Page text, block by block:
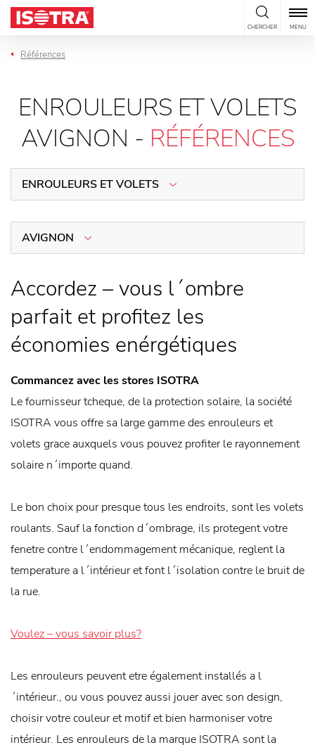
Passer au contenu
CHERCHER MENU
Références
ENROULEURS ET VOLETS
AVIGNON - RÉFÉRENCES
ENROULEURS ET VOLETS
AVIGNON
Accordez – vous l´ombre
parfait et profitez les
économies enérgétiques
Commancez avec les stores ISOTRA
Le fournisseur tcheque, de la protection solaire, la société
ISOTRA vous offre sa large gamme des enrouleurs et
volets grace auxquels vous pouvez profiter le rayonnement
solaire n´importe quand.
Le bon choix pour presque tous les endroits, sont les volets
roulants. Sauf la fonction d´ombrage, ils protegent votre
fenetre contre l´endommagement mécanique, reglent la
temperature a l´intérieur et font l´isolation contre le bruit de
la rue.
Voulez – vous savoir plus?
Les enrouleurs peuvent etre également installés a l
´intérieur., ou vous pouvez aussi jouer avec son design,
choisir votre couleur et motif et bien harmoniser votre
intérieur. Les enrouleurs de la marque ISOTRA sont la